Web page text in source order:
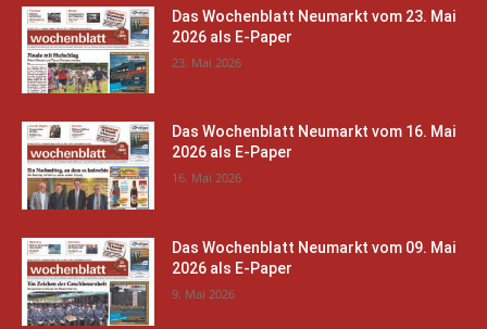
Das Wochenblatt Neumarkt vom 23. Mai
2026 als E-Paper
23. Mai 2026
Das Wochenblatt Neumarkt vom 16. Mai
2026 als E-Paper
16. Mai 2026
Das Wochenblatt Neumarkt vom 09. Mai
2026 als E-Paper
9. Mai 2026